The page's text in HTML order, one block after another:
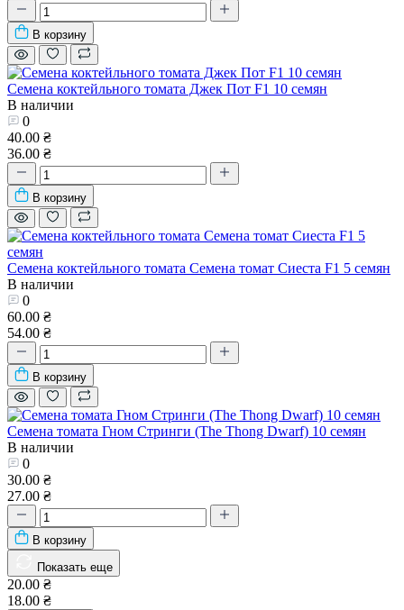
В корзину
Семена коктейльного томата Джек Пот F1 10 семян
В наличии
0
40.00 ₴
36.00 ₴
В корзину
Семена коктейльного томата Семена томат Сиеста F1 5 семян
В наличии
0
60.00 ₴
54.00 ₴
В корзину
Семена томата Гном Стринги (The Thong Dwarf) 10 семян
В наличии
0
30.00 ₴
27.00 ₴
В корзину
Показать еще
20.00 ₴
18.00 ₴